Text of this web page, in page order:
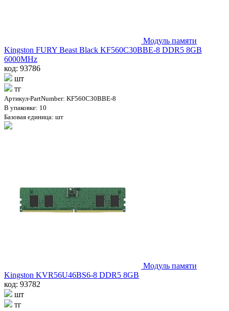
Модуль памяти
Kingston FURY Beast Black KF560C30BBE-8 DDR5 8GB
6000MHz
код: 93786
шт
тг
Артикул-PartNumber: KF560C30BBE-8
В упаковке: 10
Базовая единица: шт
Модуль памяти
Kingston KVR56U46BS6-8 DDR5 8GB
код: 93782
шт
тг